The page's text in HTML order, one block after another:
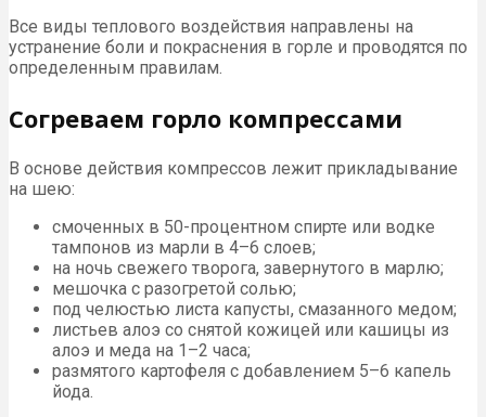
Все виды теплового воздействия направлены на
устранение боли и покраснения в горле и проводятся по
определенным правилам.
Согреваем горло компрессами
В основе действия компрессов лежит прикладывание
на шею:
смоченных в 50-процентном спирте или водке
тампонов из марли в 4–6 слоев;
на ночь свежего творога, завернутого в марлю;
мешочка с разогретой солью;
под челюстью листа капусты, смазанного медом;
листьев алоэ со снятой кожицей или кашицы из
алоэ и меда на 1–2 часа;
размятого картофеля с добавлением 5–6 капель
йода.